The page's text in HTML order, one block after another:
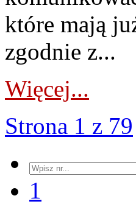
które mają
zgodnie z...
Więcej...
Strona 1 z 79
1